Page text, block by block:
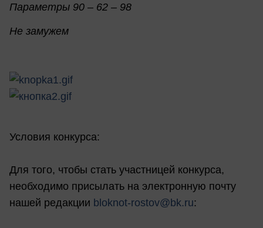
Параметры 90 – 62 – 98
Не замужем
Условия конкурса:
Для того, чтобы стать участницей конкурса,
необходимо присылать на электронную почту
нашей редакции bloknot-rostov@bk.ru: